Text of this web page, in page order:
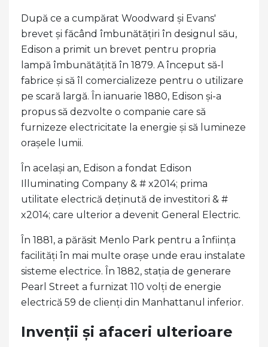
După ce a cumpărat Woodward și Evans'
brevet și făcând îmbunătățiri în designul său,
Edison a primit un brevet pentru propria
lampă îmbunătățită în 1879. A început să-l
fabrice și să îl comercializeze pentru o utilizare
pe scară largă. În ianuarie 1880, Edison și-a
propus să dezvolte o companie care să
furnizeze electricitate la energie și să lumineze
orașele lumii.
În același an, Edison a fondat Edison
Illuminating Company & # x2014; prima
utilitate electrică deținută de investitori & #
x2014; care ulterior a devenit General Electric.
În 1881, a părăsit Menlo Park pentru a înființa
facilități în mai multe orașe unde erau instalate
sisteme electrice. În 1882, stația de generare
Pearl Street a furnizat 110 volți de energie
electrică 59 de clienți din Manhattanul inferior.
Invenții și afaceri ulterioare